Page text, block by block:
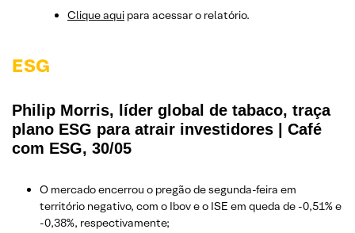
Clique aqui para acessar o relatório.
ESG
Philip Morris, líder global de tabaco, traça
plano ESG para atrair investidores | Café
com ESG, 30/05
O mercado encerrou o pregão de segunda-feira em
território negativo, com o Ibov e o ISE em queda de -0,51% e
-0,38%, respectivamente;